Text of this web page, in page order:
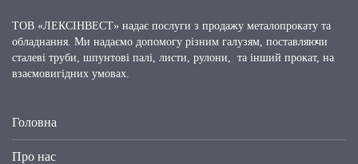
ТОВ «ЛЕКСІНВЕСТ» надає послуги з продажу металопрокату та
обладнання. Ми надаємо допомогу різним галузям, поставляючи
сталеві труби, шпунтові палі, листи, рулони, та інший прокат, на
взаємовигідних умовах.
Головна
Про нас